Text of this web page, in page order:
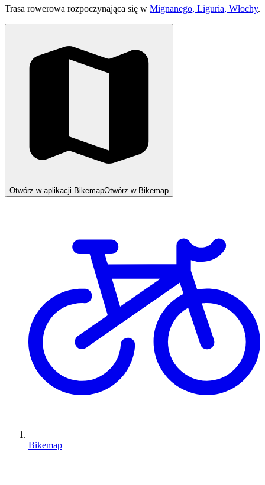
Trasa rowerowa rozpoczynająca się w Mignanego, Liguria, Włochy.
Otwórz w aplikacji BikemapOtwórz w Bikemap
Bikemap